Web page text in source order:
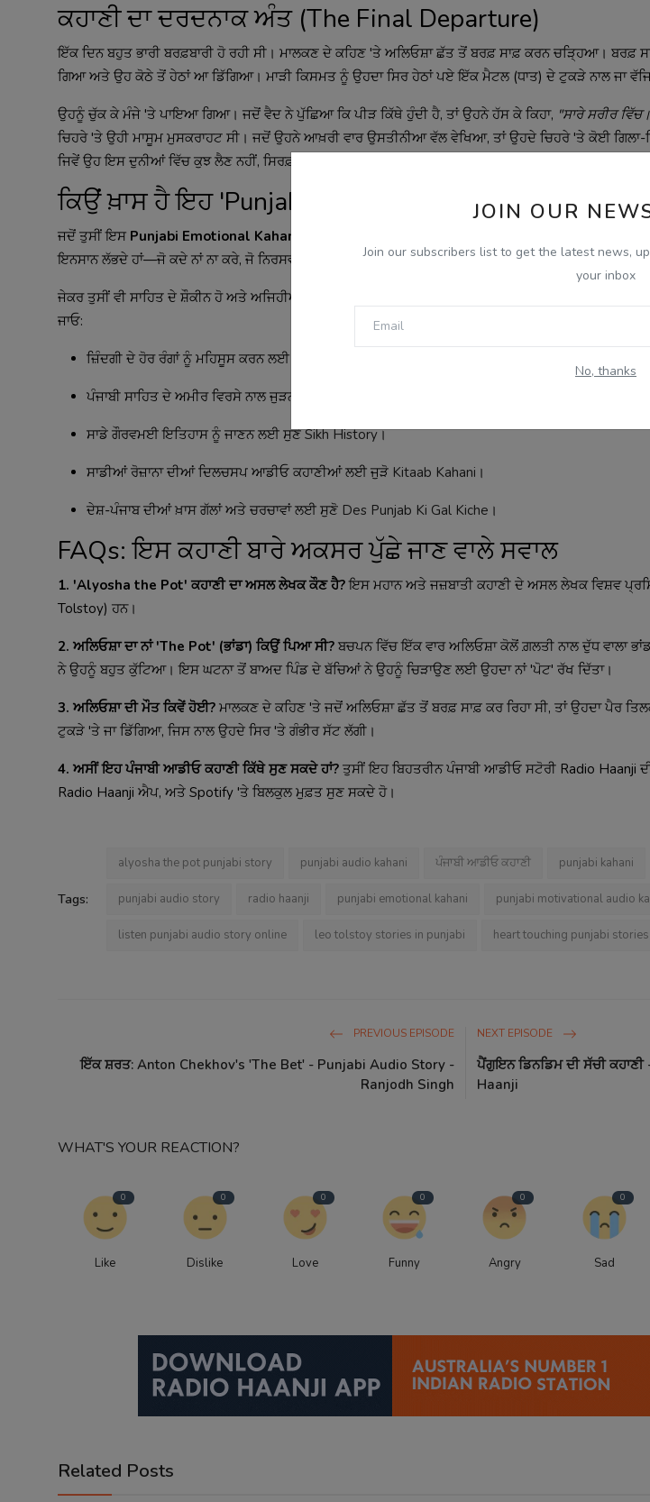
JOIN OUR
Join our subscribers list to get the latest news,
your inbox
No, thanks
ਕਹਾਣੀ ਦਾ ਦਰਦਨਾਕ ਅੰਤ (The Final Departure)
ਇੱਕ ਦਿਨ ਬਹੁਤ ਭਾਰੀ ਬਰਫ਼ਬਾਰੀ ਹੋ ਰਹੀ ਸੀ। ਮਾਲਕਣ ਦੇ ਕਹਿਣ 'ਤੇ ਅਲਿਓਸ਼ਾ ਛੱਤ ਤੋਂ ਬਰਫ਼ ਸਾਫ਼ ਕਰਨ ਚੜ੍ਹਿਆ। ਬਰਫ਼
ਗਿਆ ਅਤੇ ਉਹ ਕੋਠੇ ਤੋਂ ਹੇਠਾਂ ਆ ਡਿੱਗਿਆ। ਮਾੜੀ ਕਿਸਮਤ ਨੂੰ ਉਹਦਾ ਸਿਰ ਹੇਠਾਂ ਪਏ ਇੱਕ ਮੈਟਲ (ਧਾਤ) ਦੇ ਟੁਕੜੇ ਨਾਲ ਜਾ
ਉਹਨੂੰ ਚੁੱਕ ਕੇ ਮੰਜੇ 'ਤੇ ਪਾਇਆ ਗਿਆ। ਜਦੋਂ ਵੈਦ ਨੇ ਪੁੱਛਿਆ ਕਿ ਪੀੜ ਕਿੱਥੇ ਹੁੰਦੀ ਹੈ, ਤਾਂ ਉਹਨੇ ਹੱਸ ਕੇ ਕਿਹਾ, "ਸਾਰੇ ਸਰੀਰ
ਚਿਹਰੇ 'ਤੇ ਉਹੀ ਮਾਸੂਮ ਮੁਸਕਰਾਹਟ ਸੀ। ਜਦੋਂ ਉਹਨੇ ਆਖ਼ਰੀ ਵਾਰ ਉਸਤੀਨੀਆ ਵੱਲ ਵੇਖਿਆ, ਤਾਂ ਉਹਦੇ ਚਿਹਰੇ 'ਤੇ ਕੋਈ ਗਿਲਾ-
ਜਿਵੇਂ ਉਹ ਇਸ ਦੁਨੀਆਂ ਵਿੱਚ ਕੁਝ ਲੈਣ ਨਹੀਂ, ਸਿਰਫ਼ ਆਪਣਾ ਸਭ ਕੁਝ ਦੇਣ ਆਇਆ ਹੋਵੇ।
ਕਿਉਂ ਖ਼ਾਸ ਹੈ ਇਹ 'Punjabi Audio Story'?
ਜਦੋਂ ਤੁਸੀਂ ਇਸ Punjabi Emotional Kahani
ਇਨਸਾਨ ਲੱਭਦੇ ਹਾਂ—ਜੋ ਕਦੇ ਨਾਂ ਨਾ ਕਰੇ, ਜੋ ਨਿਰਸਵਾਰਥ ਸੇਵਾ ਕਰੇ, ਜੋ ਹਮੇਸ਼ਾ ਹੱਸਦਾ ਰਹੇ। ਪਰ ਲੇਖਕ ਸਾਨੂੰ ਪੁੱਛਦਾ ਹੈ ਕਿ ਅਸੀਂ
ਜੇਕਰ ਤੁਸੀਂ ਵੀ ਸਾਹਿਤ ਦੇ ਸ਼ੌਕੀਨ ਹੋ ਅਤੇ ਅਜਿਹੀਆਂ ਹੋਰ ਬਿਹਤਰੀਨ ਕਹਾਣੀਆਂ, ਇਤਿਹਾਸ ਅਤੇ ਕਵਿਤਾਵਾਂ ਸੁਣਨਾ ਜਾਂ ਪੜ੍ਹਨਾ
ਜਾਓ:
ਜ਼ਿੰਦਗੀ ਦੇ ਹੋਰ ਰੰਗਾਂ ਨੂੰ ਮਹਿਸੂਸ ਕਰਨ ਲਈ ਪੜ੍ਹੋ
ਪੰਜਾਬੀ ਸਾਹਿਤ ਦੇ ਅਮੀਰ ਵਿਰਸੇ ਨਾਲ ਜੁੜਨ ਲਈ ਵੇਖੋ
ਸਾਡੇ ਗੌਰਵਮਈ ਇਤਿਹਾਸ ਨੂੰ ਜਾਣਨ ਲਈ ਸੁਣੋSikh History।
ਸਾਡੀਆਂ ਰੋਜ਼ਾਨਾ ਦੀਆਂ ਦਿਲਚਸਪ ਆਡੀਓ ਕਹਾਣੀਆਂ ਲਈ ਜੁੜੋ Kitaab Kahani ।
ਦੇਸ਼-ਪੰਜਾਬ ਦੀਆਂ ਖ਼ਾਸ ਗੱਲਾਂ ਅਤੇ ਚਰਚਾਵਾਂ ਲਈ ਸੁਣੋ Des Punjab Ki Gal Kiche ।
FAQs: ਇਸ ਕਹਾਣੀ ਬਾਰੇ ਅਕਸਰ ਪੁੱਛੇ ਜਾਣ ਵਾਲੇ ਸਵਾਲ
1. 'Alyosha the Pot' ਕਹਾਣੀ ਦਾ ਅਸਲ ਲੇਖਕ ਕੌਣ ਹੈ?ਇਸ ਮਹਾਨ ਅਤੇ ਜਜ਼ਬਾਤੀ ਕਹਾਣੀ ਦੇ ਅਸਲ ਲੇਖਕ ਵਿਸ਼ਵ
Tolstoy) ਹਨ।
2. ਅਲਿਓਸ਼ਾ ਦਾ ਨਾਂ 'The Pot' (ਭਾਂਡਾ) ਕਿਉਂ ਪਿਆ ਸੀ? ਬਚਪਨ ਵਿੱਚ ਇੱਕ ਵਾਰ ਅਲਿਓਸ਼ਾ ਕੋਲੋਂ ਗ਼ਲਤੀ ਨਾਲ ਦੁੱਧ ਵਾਲਾ
ਨੇ ਉਹਨੂੰ ਬਹੁਤ ਕੁੱਟਿਆ। ਇਸ ਘਟਨਾ ਤੋਂ ਬਾਅਦ ਪਿੰਡ ਦੇ ਬੱਚਿਆਂ ਨੇ ਉਹਨੂੰ ਚਿੜਾਉਣ ਲਈ ਉਹਦਾ ਨਾਂ 'ਪੋਟ' ਰੱਖ ਦਿੱਤਾ।
3. ਅਲਿਓਸ਼ਾ ਦੀ ਮੌਤ ਕਿਵੇਂ ਹੋਈ? ਮਾਲਕਣ ਦੇ ਕਹਿਣ 'ਤੇ ਜਦੋਂ ਅਲਿਓਸ਼ਾ ਛੱਤ ਤੋਂ ਬਰਫ਼ ਸਾਫ਼ ਕਰ ਰਿਹਾ ਸੀ, ਤਾਂ ਉਹਦਾ ਪੈਰ
ਟੁਕੜੇ 'ਤੇ ਜਾ ਡਿੱਗਿਆ, ਜਿਸ ਨਾਲ ਉਹਦੇ ਸਿਰ 'ਤੇ ਗੰਭੀਰ ਸੱਟ ਲੱਗੀ।
4. ਅਸੀਂ ਇਹ ਪੰਜਾਬੀ ਆਡੀਓ ਕਹਾਣੀ ਕਿੱਥੇ ਸੁਣ ਸਕਦੇ ਹਾਂ? ਤੁਸੀਂ ਇਹ ਬਿਹਤਰੀਨ ਪੰਜਾਬੀ ਆਡੀਓ ਸਟੋਰੀ Radio Haanji
Radio Haanji ਐਪ, ਅਤੇ Spotify 'ਤੇ ਬਿਲਕੁਲ ਮੁਫ਼ਤ ਸੁਣ ਸਕਦੇ ਹੋ।
Tags:
alyosha the pot punjabi story punjabi audio kahani ਪੰਜਾਬੀ ਆਡੀਓ ਕਹਾਣੀ punjabi kahani
punjabi audio story radio haanji punjabi emotional kahani punjabi motivational audio
listen punjabi audio story online leo tolstoy stories in punjabi heart touching punjabi stories
PREVIOUS EPISODE
ਇੱਕ ਸ਼ਰਤ: Anton Chekhov's 'The Bet' - Punjabi Audio Story -
Ranjodh Singh
NEXT EPISODE
ਪੈਂਗੁਇਨ ਡਿਨਡਿਮ ਦੀ ਸੱਚੀ
Haanji
WHAT'S YOUR REACTION?
0
Like
0
Dislike
0
Love
0
Funny
0
Angry
0
Sad
Related Posts